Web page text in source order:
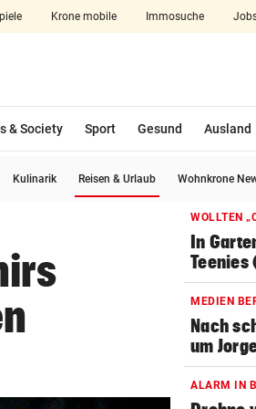
Krone mobile Immosuche
aufklappen
& Society Sport Gesund Ausland
Kulinarik Reisen & Urlaub Wohnkrone
WOLLTEN
In
Teenies
MEDIEN
Nach
um
ALARM IN